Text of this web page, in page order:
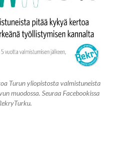
Turun yliopistosta valmistuneista
muodossa. Seuraa Facebookissa